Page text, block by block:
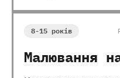
8-15 років
Малювання